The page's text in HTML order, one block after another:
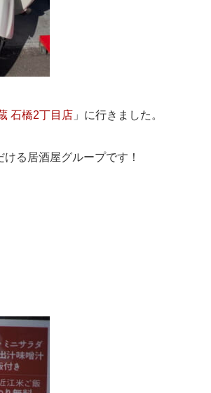
石橋2丁目店 」に行きました。
る居酒屋グループです！